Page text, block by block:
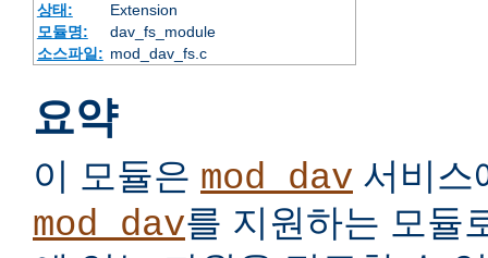
상태:
Extension
모듈명:
dav_fs_module
소스파일: mod_dav_fs.c
요약
이 모듈은 mod_dav 서비
mod_dav를 지원하는 모듈